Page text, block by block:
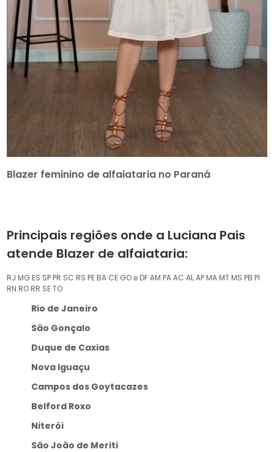
Blazer feminino de alfaiataria no Paraná
Principais regiões onde a Luciana Pais
atende Blazer de alfaiataria:
RJ MG ES SP PR SC RS PE BA CE GO e DFAM PAAC ALAP MA MT MS PB PI
RN RO RR SETO
Rio de Janeiro
São Gonçalo
Duque de Caxias
Nova Iguaçu
Campos dos Goytacazes
Belford Roxo
Niterói
São João de Meriti